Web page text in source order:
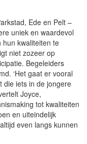
Ede en Pelt –
uniek en waardevol
kwaliteiten te
niet zozeer op
Begeleiders
‘Het gaat er vooral
die iets in de jongere
Joyce,
tot kwaliteiten
en uiteindelijk
even langs kunnen